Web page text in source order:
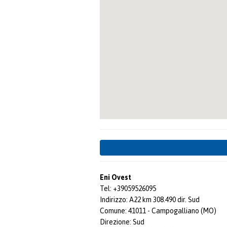
Eni Ovest
Tel: +39059526095
Indirizzo: A22 km 308.490 dir. Sud
Comune: 41011 - Campogalliano (MO)
Direzione: Sud